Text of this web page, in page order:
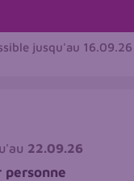
jusqu'au 16.09.26
22.09.26
personne